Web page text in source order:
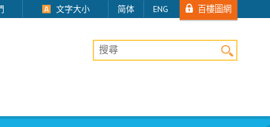
文字大小 简体 ENG 百樓圖網
桌上版網站搜尋